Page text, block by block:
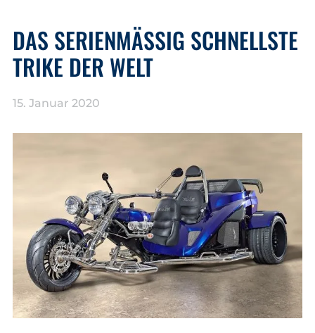
DAS SERIENMÄSSIG SCHNELLSTE T
RIKE DER WELT
15. Januar 2020